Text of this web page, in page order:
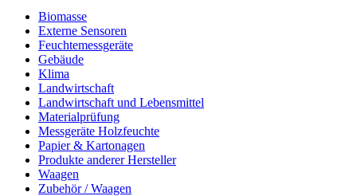
Biomasse
Externe Sensoren
Feuchtemessgeräte
Gebäude
Klima
Landwirtschaft
Landwirtschaft und Lebensmittel
Materialprüfung
Messgeräte Holzfeuchte
Papier & Kartonagen
Produkte anderer Hersteller
Waagen
Zubehör / Waagen